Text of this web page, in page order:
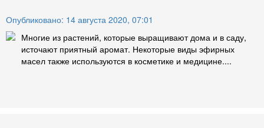
Опубликовано: 14 августа 2020, 07:01
Многие из растений, которые выращивают дома и в саду,
источают приятный аромат. Некоторые виды эфирных
масел также используются в косметике и медицине....